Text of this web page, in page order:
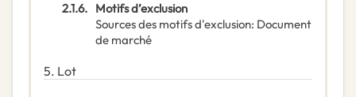
2.1.6. Motifs d’exclusion
Sources des motifs d'exclusion: Document
de marché
5. Lot